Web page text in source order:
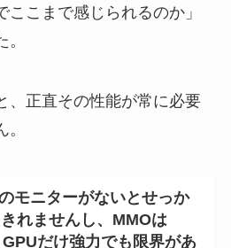
こまで感じられるのか」
、正直その性能が常に必要
モニターがないとせっか
れませんし、MMOは
だけ強力でも限界があ